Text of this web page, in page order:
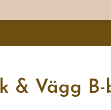
& Vägg B-